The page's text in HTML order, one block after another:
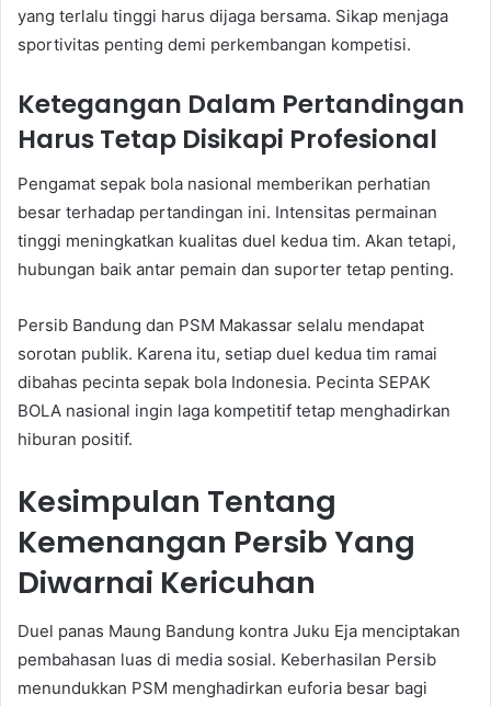
yang terlalu tinggi harus dijaga bersama. Sikap menjaga
sportivitas penting demi perkembangan kompetisi.
Ketegangan Dalam Pertandingan
Harus Tetap Disikapi Profesional
Pengamat sepak bola nasional memberikan perhatian
besar terhadap pertandingan ini. Intensitas permainan
tinggi meningkatkan kualitas duel kedua tim. Akan tetapi,
hubungan baik antar pemain dan suporter tetap penting.
Persib Bandung dan PSM Makassar selalu mendapat
sorotan publik. Karena itu, setiap duel kedua tim ramai
dibahas pecinta sepak bola Indonesia. Pecinta SEPAK
BOLA nasional ingin laga kompetitif tetap menghadirkan
hiburan positif.
Kesimpulan Tentang
Kemenangan Persib Yang
Diwarnai Kericuhan
Duel panas Maung Bandung kontra Juku Eja menciptakan
pembahasan luas di media sosial. Keberhasilan Persib
menundukkan PSM menghadirkan euforia besar bagi